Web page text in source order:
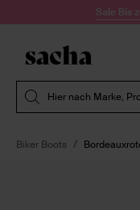
Zum Inhalt springenSale Bis
Hier nach Marke,
Biker Boots